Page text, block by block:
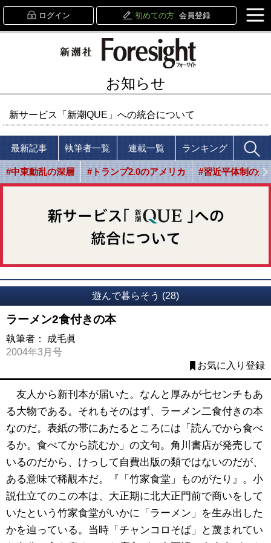
ログイン 初めての方 会員登録
お知らせ
新サービス「新潮QUE」への統合について
最新記事 執筆者一覧 連載一覧 ランキング
#中東動乱の深層 #トランプ2.0のアメリカ #習近平体制の光
遊んで暮らそう (28)
ラーメン2食付きの本
執筆者：
成毛眞
2004年3月号
お気に入り登録
友人から新刊本が届いた。なんと厚みが七センチもあ
る大物である。それもそのはず、ラーメン二食付きの本
なのだ。表紙の帯にあたるところには「読んでから食べ
るか。食べてから読むか」の文句。角川書店が発売して
いるのだから、けっして自費出版の類ではないのだが、
ある意味で稀覯本だ。『「竹家食堂」ものがたり』。小
説仕立てのこの本は、大正期に北大正門前で商いをして
いたという竹家食堂がいかに「ラーメン」を生み出した
かを辿っている。当時「チャンコロそば」と蔑まれてい